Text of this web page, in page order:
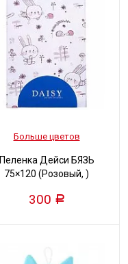
Больше цветов
Пеленка Дейси БЯЗЬ
75×120 (Розовый, )
300 Р